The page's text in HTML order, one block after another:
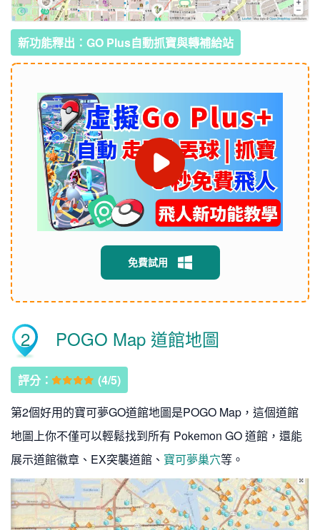
新功能釋出：GO Plus自動抓寶與轉補給站
免費試用
2 POGO Map 道館地圖
評分：
(4/5)
第2個好用的寶可夢GO道館地圖是POGO Map，這個道館
地圖上你不僅可以輕鬆找到所有 Pokemon GO 道館，還能
展示道館徽章、EX突襲道館、 寶可夢巢穴等。